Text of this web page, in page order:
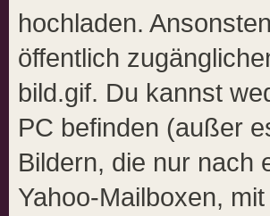
hochladen.
öffentlich
bild.gif. Du kannst
PC befinden (außer
Bildern, die nur nach
Yahoo-Mailboxen,